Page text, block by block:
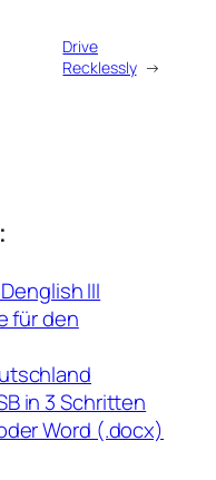
Drive
Recklessly →
III
für den
in 3 Schritten
Word (.docx)